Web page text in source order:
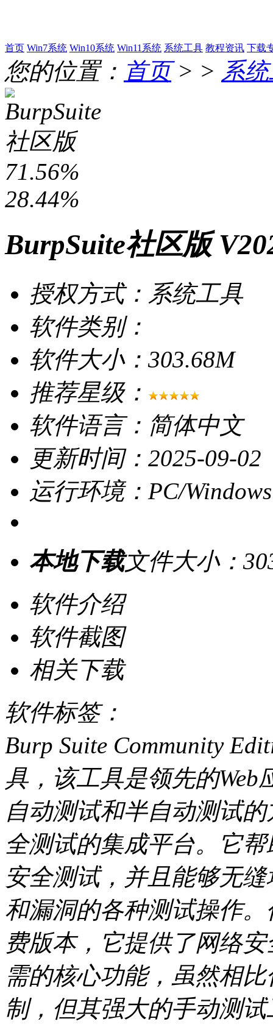
首页 Win7系统 Win10系统 Win11系统 系统工具 教程资讯 下载
您的位置： 首页> > 系
71.56%
28.44%
BurpSuite社区版
授权方式：系统工具
软件类别：
软件大小：303.68M
推荐星级：
软件语言：简体中文
更新时间：2025-09-02
运行环境：PC/Windows
本地下载文件大小：
软件介绍
软件截图
相关下载
软件标签：
Burp Suite Community
具，该工具是领先的
自动测试和半自动测试
全测试的集成平台。它
安全测试，并且能够无
和漏洞的各种测试操作
费版本，它提供了网络
需的核心功能，虽然相
制，但其强大的手动测